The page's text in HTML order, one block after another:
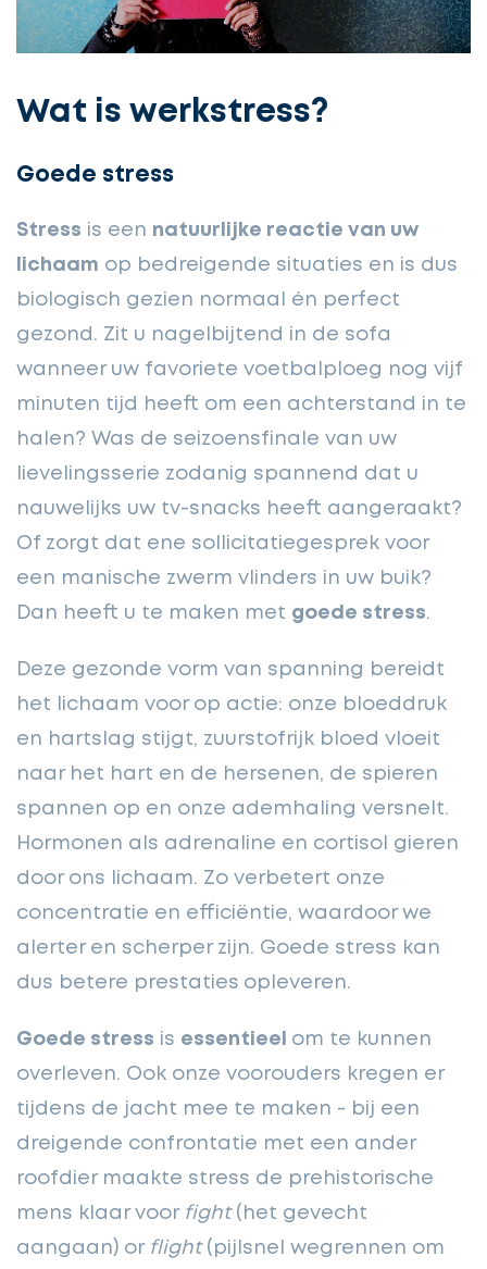
Wat is werkstress?
Goede stress
Stress is een natuurlijke reactie van uw
lichaam op bedreigende situaties en is dus
biologisch gezien normaal én perfect
gezond. Zit u nagelbijtend in de sofa
wanneer uw favoriete voetbalploeg nog vijf
minuten tijd heeft om een achterstand in te
halen? Was de seizoensfinale van uw
lievelingsserie zodanig spannend dat u
nauwelijks uw tv-snacks heeft aangeraakt?
Of zorgt dat ene sollicitatiegesprek voor
een manische zwerm vlinders in uw buik?
Dan heeft u te maken met goede stress.
Deze gezonde vorm van spanning bereidt
het lichaam voor op actie: onze bloeddruk
en hartslag stijgt, zuurstofrijk bloed vloeit
naar het hart en de hersenen, de spieren
spannen op en onze ademhaling versnelt.
Hormonen als adrenaline en cortisol gieren
door ons lichaam. Zo verbetert onze
concentratie en efficiëntie, waardoor we
alerter en scherper zijn. Goede stress kan
dus betere prestaties opleveren.
Goede stress is essentieel om te kunnen
overleven. Ook onze voorouders kregen er
tijdens de jacht mee te maken - bij een
dreigende confrontatie met een ander
roofdier maakte stress de prehistorische
mens klaar voor fight (het gevecht
aangaan) or flight (pijlsnel wegrennen om